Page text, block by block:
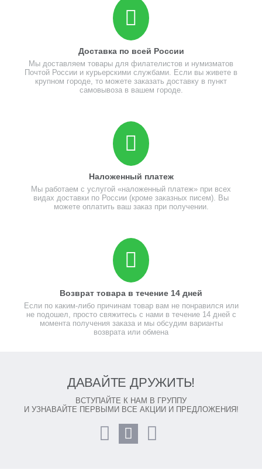
Доставка по всей России
Мы доставляем товары для филателистов и нумизматов
Почтой России и курьерскими службами. Если вы живете в
крупном городе, то можете заказать доставку в пункт
самовывоза в вашем городе.
Наложенный платеж
Мы работаем с услугой «наложенный платеж» при всех
видах доставки по России (кроме заказных писем). Вы
можете оплатить ваш заказ при получении.
Возврат товара в течение 14 дней
Если по каким-либо причинам товар вам не понравился или
не подошел, просто свяжитесь с нами в течение 14 дней с
момента получения заказа и мы обсудим варианты
возврата или обмена
ДАВАЙТЕ ДРУЖИТЬ!
ВСТУПАЙТЕ К НАМ В ГРУППУ
И УЗНАВАЙТЕ ПЕРВЫМИ ВСЕ АКЦИИ И ПРЕДЛОЖЕНИЯ!